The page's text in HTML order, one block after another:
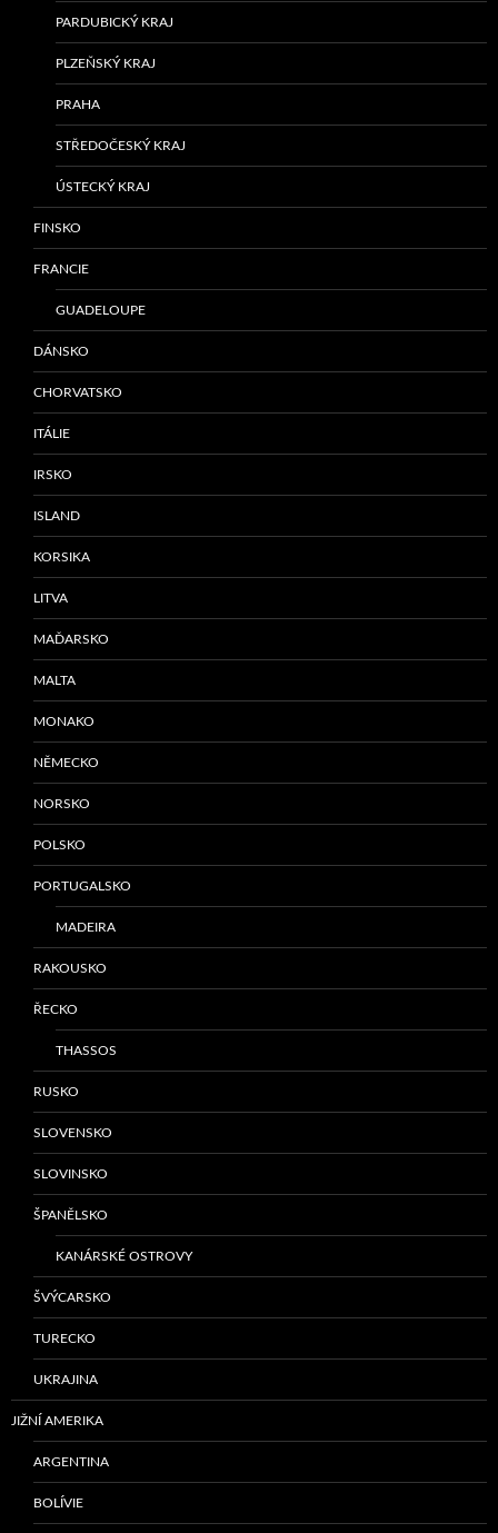
PARDUBICKÝ KRAJ
PLZEŇSKÝ KRAJ
PRAHA
STŘEDOČESKÝ KRAJ
ÚSTECKÝ KRAJ
FINSKO
FRANCIE
GUADELOUPE
DÁNSKO
CHORVATSKO
ITÁLIE
IRSKO
ISLAND
KORSIKA
LITVA
MAĎARSKO
MALTA
MONAKO
NĚMECKO
NORSKO
POLSKO
PORTUGALSKO
MADEIRA
RAKOUSKO
ŘECKO
THASSOS
RUSKO
SLOVENSKO
SLOVINSKO
ŠPANĚLSKO
KANÁRSKÉ OSTROVY
ŠVÝCARSKO
TURECKO
UKRAJINA
JIŽNÍ AMERIKA
ARGENTINA
BOLÍVIE